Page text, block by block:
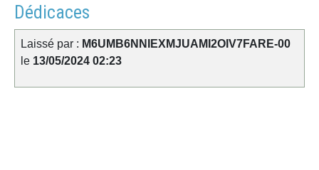
Dédicaces
Laissé par : M6UMB6NNIEXMJUAMI2OIV7FARE-00
le 13/05/2024 02:23